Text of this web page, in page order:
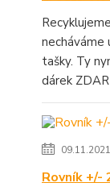
necháváme
tašky. Ty
dárek
09.11.2021
Rovník +/-